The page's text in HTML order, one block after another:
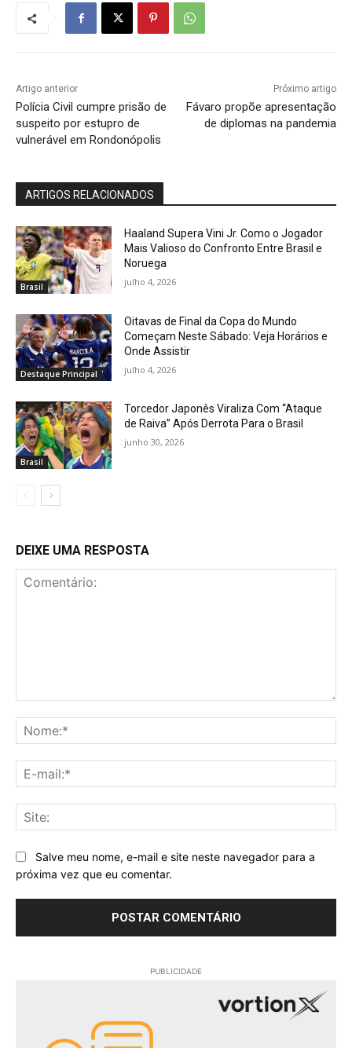
Artigo anterior
Polícia Civil cumpre prisão de
suspeito por estupro de
vulnerável em Rondonópolis
Próximo artigo
Fávaro propõe apresentação
de diplomas na pandemia
ARTIGOS RELACIONADOS
Brasil
Haaland Supera Vini Jr. Como o Jogador
Mais Valioso do Confronto Entre Brasil e
Noruega
julho 4, 2026
Destaque Principal
Oitavas de Final da Copa do Mundo
Começam Neste Sábado: Veja Horários e
Onde Assistir
julho 4, 2026
Brasil
Torcedor Japonês Viraliza Com “Ataque
de Raiva” Após Derrota Para o Brasil
junho 30, 2026
DEIXE UMA RESPOSTA
Salve meu nome, e-mail e site neste navegador para a
próxima vez que eu comentar.
PUBLICIDADE